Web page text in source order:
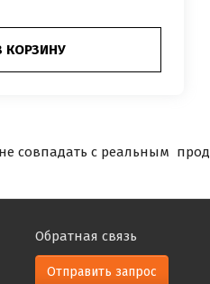
КОРЗИНУ
совпадать с реальным
Обратная связь
Отправить запрос